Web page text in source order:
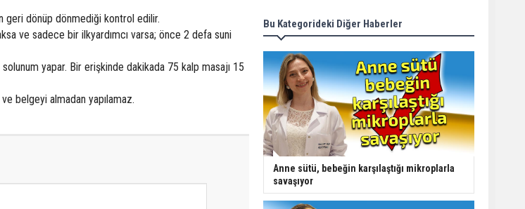
geri dönüp dönmediği kontrol edilir.
ve sadece bir ilkyardımcı varsa; önce 2 defa suni
yapar. Bir erişkinde dakikada 75 kalp masajı 15
belgeyi almadan yapılamaz.
Bu Kategorideki Diğer Haberler
Anne sütü, bebeğin karşılaştığı mikroplarla
savaşıyor